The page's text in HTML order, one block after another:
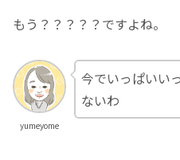
もう？？？？？ですよね。
yumeyome
今でいっぱいい
ないわ